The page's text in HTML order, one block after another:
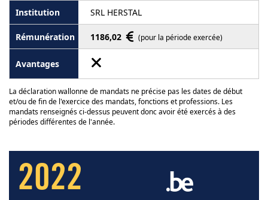
SRL HERSTAL
1186,02 (pour la période exercée)
La déclaration wallonne de mandats ne précise pas les dates de début
et/ou de fin de l'exercice des mandats, fonctions et professions. Les
mandats renseignés ci-dessus peuvent donc avoir été exercés à des
périodes différentes de l'année.
2022